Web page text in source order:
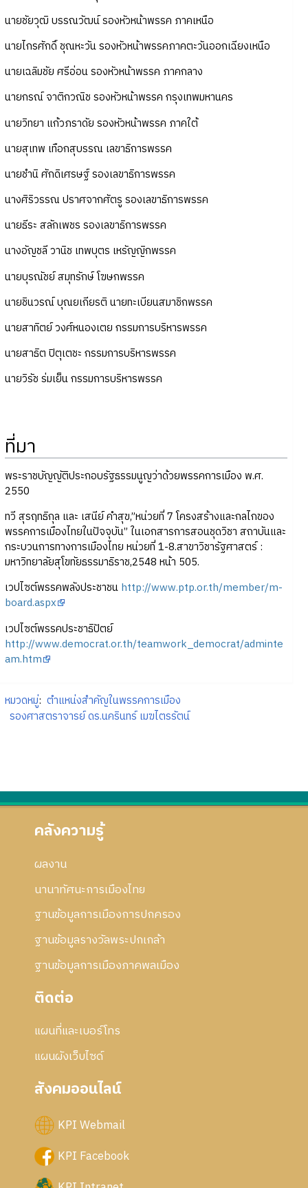
นายชัยวุฒิ บรรณวัฒน์ รองหัวหน้าพรรค ภาคเหนือ
นายไกรศักดิ์ ชุณหะวัน รองหัวหน้าพรรคภาคตะวันออกเฉียงเหนือ
นายเฉลิมชัย ศรีอ่อน รองหัวหน้าพรรค ภาคกลาง
นายกรณ์ จาติกวณิช รองหัวหน้าพรรค กรุงเทพมหานคร
นายวิทยา แก้วภราดัย รองหัวหน้าพรรค ภาคใต้
นายสุเทพ เทือกสุบรรณ เลขาธิการพรรค
นายชำนิ ศักดิเศรษฐ์ รองเลขาธิการพรรค
นางศิริวรรณ ปราศจากศัตรู รองเลขาธิการพรรค
นายธีระ สลักเพชร รองเลขาธิการพรรค
นางอัญชลี วานิช เทพบุตร เหรัญญิกพรรค
นายบุรณัชย์ สมุทรักษ์ โฆษกพรรค
นายชินวรณ์ บุณยเกียรติ นายทะเบียนสมาชิกพรรค
นายสาทิตย์ วงศ์หนองเตย กรรมการบริหารพรรค
นายสาธิต ปิตุเตชะ กรรมการบริหารพรรค
นายวิรัช ร่มเย็น กรรมการบริหารพรรค
ที่มา
พระราชบัญญัติประกอบรัฐธรรมนูญว่าด้วยพรรคการเมือง พ.ศ.
2550
ทวี สุรฤทธิกุล และ เสนีย์ คำสุข,”หน่วยที่ 7 โครงสร้างและกลไกของ
พรรคการเมืองไทยในปัจจุบัน” ในเอกสารการสอนชุดวิชา สถาบันและ
กระบวนการทางการเมืองไทย หน่วยที่ 1-8.สาขาวิชารัฐศาสตร์ :
มหาวิทยาลัยสุโขทัยธรรมาธิราช,2548 หน้า 505.
เวปไซต์พรรคพลังประชาชน http://www.ptp.or.th/member/m-
board.aspx
เวปไซต์พรรคประชาธิปัตย์
http://www.democrat.or.th/teamwork_democrat/adminte
am.htm
หมวดหมู่: ตำแหน่งสำคัญในพรรคการเมือง
รองศาสตราจารย์ ดร.นครินทร์ เมฆไตรรัตน์
คลังความรู้
ผลงาน
นานาทัศนะการเมืองไทย
ฐานข้อมูลการเมืองการปกครอง
ฐานข้อมูลรางวัลพระปกเกล้า
ฐานข้อมูลการเมืองภาคพลเมือง
ติดต่อ
แผนที่และเบอร์โทร
แผนผังเว็บไซด์
สังคมออนไลน์
KPI Webmail
KPI Facebook